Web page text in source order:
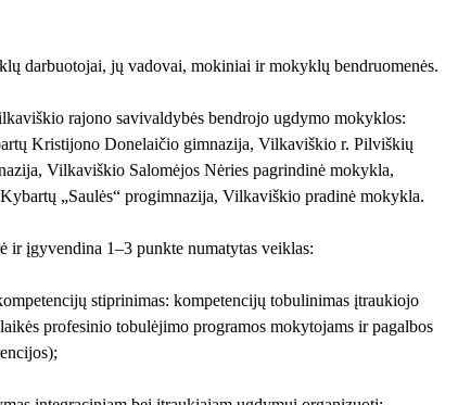
darbuotojai, jų vadovai, mokiniai ir mokyklų bendruomenės.
rajono savivaldybės bendrojo ugdymo mokyklos:
Kristijono Donelaičio gimnazija, Vilkaviškio r. Pilviškių
Vilkaviškio Salomėjos Nėries pagrindinė mokykla,
„Saulės“ progimnazija, Vilkaviškio pradinė mokykla.
įgyvendina 1–3 punkte numatytas veiklas:
stiprinimas: kompetencijų tobulinimas įtraukiojo
profesinio tobulėjimo programos mokytojams ir pagalbos